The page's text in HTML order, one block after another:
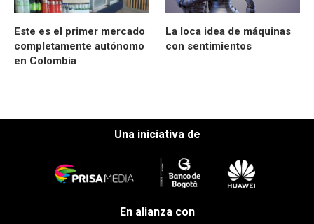
Este es el primer mercado
completamente autónomo
en Colombia
La loca idea de máquinas
con sentimientos
Una iniciativa de
En alianza con